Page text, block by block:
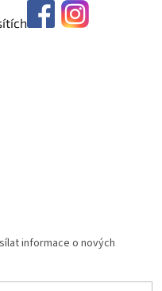
informace o nových